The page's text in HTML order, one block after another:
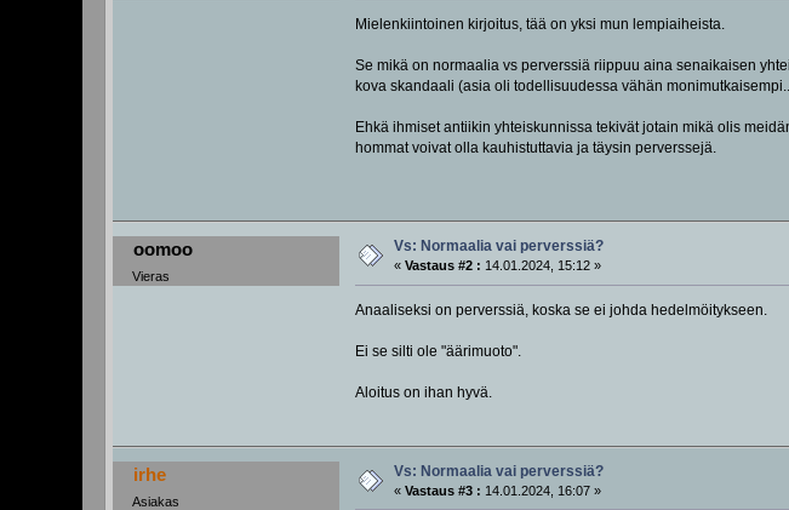
Mielenkiintoinen kirjoitus, tää on yksi mun lempiaiheista.
Se mikä on normaalia vs perverssiä riippuu aina senaikaisen
kova skandaali (asia oli todellisuudessa vähän
Ehkä ihmiset antiikin yhteiskunnissa tekivät jotain mikä olis
hommat voivat olla kauhistuttavia ja täysin perverssejä.
oomoo
Vieras
Vs: Normaalia vai perverssiä?
«Vastaus #2 : 14.01.2024, 15:12 »
Anaaliseksi on perverssiä, koska se ei johda hedelmöitykseen.
Ei se silti ole "äärimuoto".
Aloitus on ihan hyvä.
irhe
Asiakas
Vs: Normaalia vai perverssiä?
«Vastaus #3 : 14.01.2024, 16:07 »